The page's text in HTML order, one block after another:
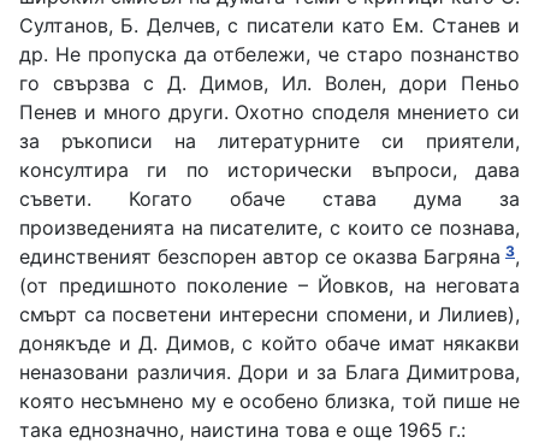
Султанов, Б. Делчев, с писатели като Ем. Станев и
др. Не пропуска да отбележи, че старо познанство
го свързва с Д. Димов, Ил. Волен, дори Пеньо
Пенев и много други. Охотно споделя мнението си
за ръкописи на литературните си приятели,
консултира ги по исторически въпроси, дава
съвети. Когато обаче става дума за
произведенията на писателите, с които се познава,
единственият безспорен автор се оказва Багряна 3,
(от предишното поколение – Йовков, на неговата
смърт са посветени интересни спомени, и Лилиев),
донякъде и Д. Димов, с който обаче имат някакви
неназовани различия. Дори и за Блага Димитрова,
която несъмнено му е особено близка, той пише не
така еднозначно, наистина това е още 1965 г.: